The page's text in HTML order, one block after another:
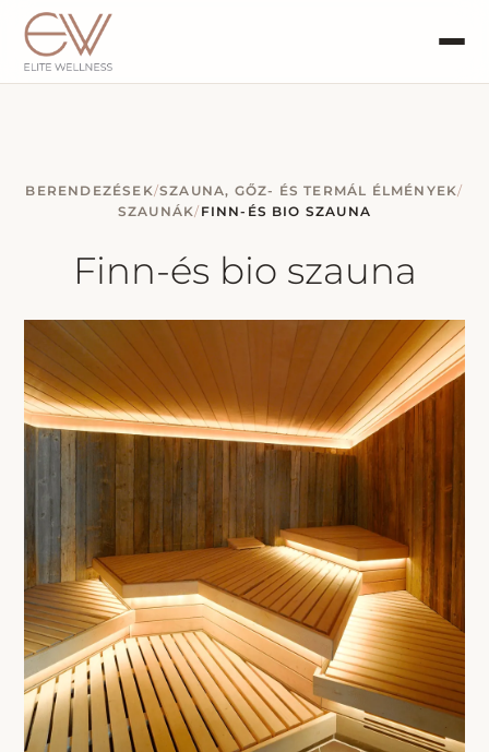
BERENDEZÉSEK/SZAUNA, GŐZ- ÉS TERMÁL ÉLMÉNYEK/
SZAUNÁK/ FINN-ÉS BIO SZAUNA
Finn-és bio szauna